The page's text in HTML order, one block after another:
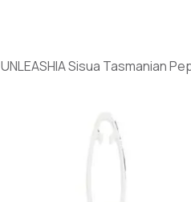
UNLEASHIA Sisua Tasmanian